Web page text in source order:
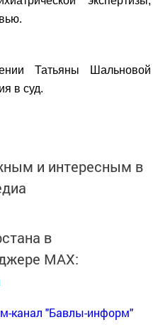
Татьяны Шальновой
в суд.
и интересным в
в
MАХ:
канал "Бавлы-информ"